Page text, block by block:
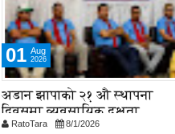
२१ औ स्थापना
दक्षता,
र गुणस्तरमा जोड
8/1/2026
04
समयमै